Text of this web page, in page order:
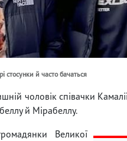
стосунки й часто бачаться
чоловік співачки
й Мірабеллу.
Великої